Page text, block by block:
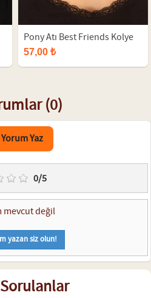
Pony Atı Best Friends Kolye
57,00 ₺
(0)
Yaz
0/5
mevcut değil
yazan siz olun!
Sorulanlar